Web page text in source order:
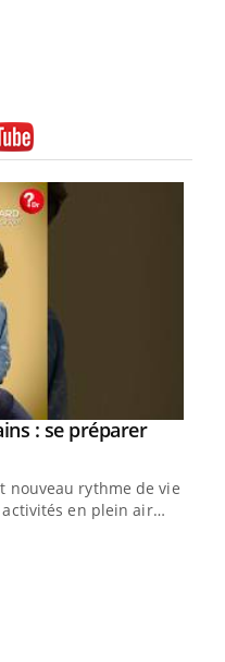
: se préparer
rythme de vie !
activités en plein air…